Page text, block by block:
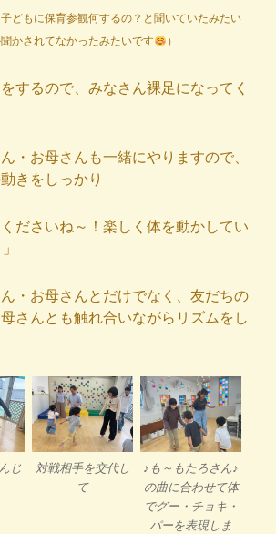
子どもに保育参観何するの？と聞いていたみたい
かされてなかったみたいです
）
するので、みなさん裸足になってく
・お母さんも一緒にやりますので、
きをしっかり
ださいね～！楽しく体を動かしてい
」
・お母さんとだけでなく、友だちの
さんとも触れ合いながらリズムをし
じ
対戦相手を交代し
て
♪も～もたろさん♪
の曲に合わせて体
でグー・チョキ・
パーを表現しま